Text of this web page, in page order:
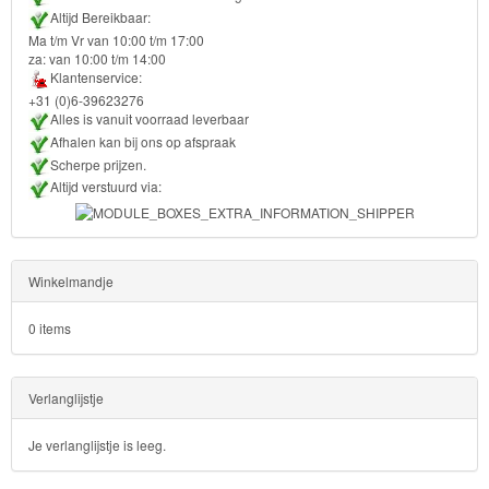
Planes
Sofia
het
prinsesje
Barbie
Bob
de
bouwer
SpongeBob
Star
Wars
Altijd Bereikbaar:
Ma t/m Vr van 10:00 t/m 17:00
za: van 10:00 t/m 14:00
Klantenservice:
+31 (0)6-39623276
Alles is vanuit voorraad leverbaar
Afhalen kan bij ons op afspraak
Scherpe prijzen.
Altijd verstuurd via:
Winkelmandje
0 items
Verlanglijstje
Je verlanglijstje is leeg.